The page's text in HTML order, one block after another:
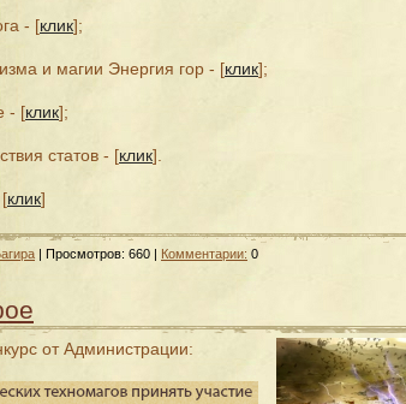
- [клик];
и магии Энергия гор - [клик];
- [клик];
статов - [клик].
клик]
| Просмотров: 660 | Комментарии: 0
от Администрации: